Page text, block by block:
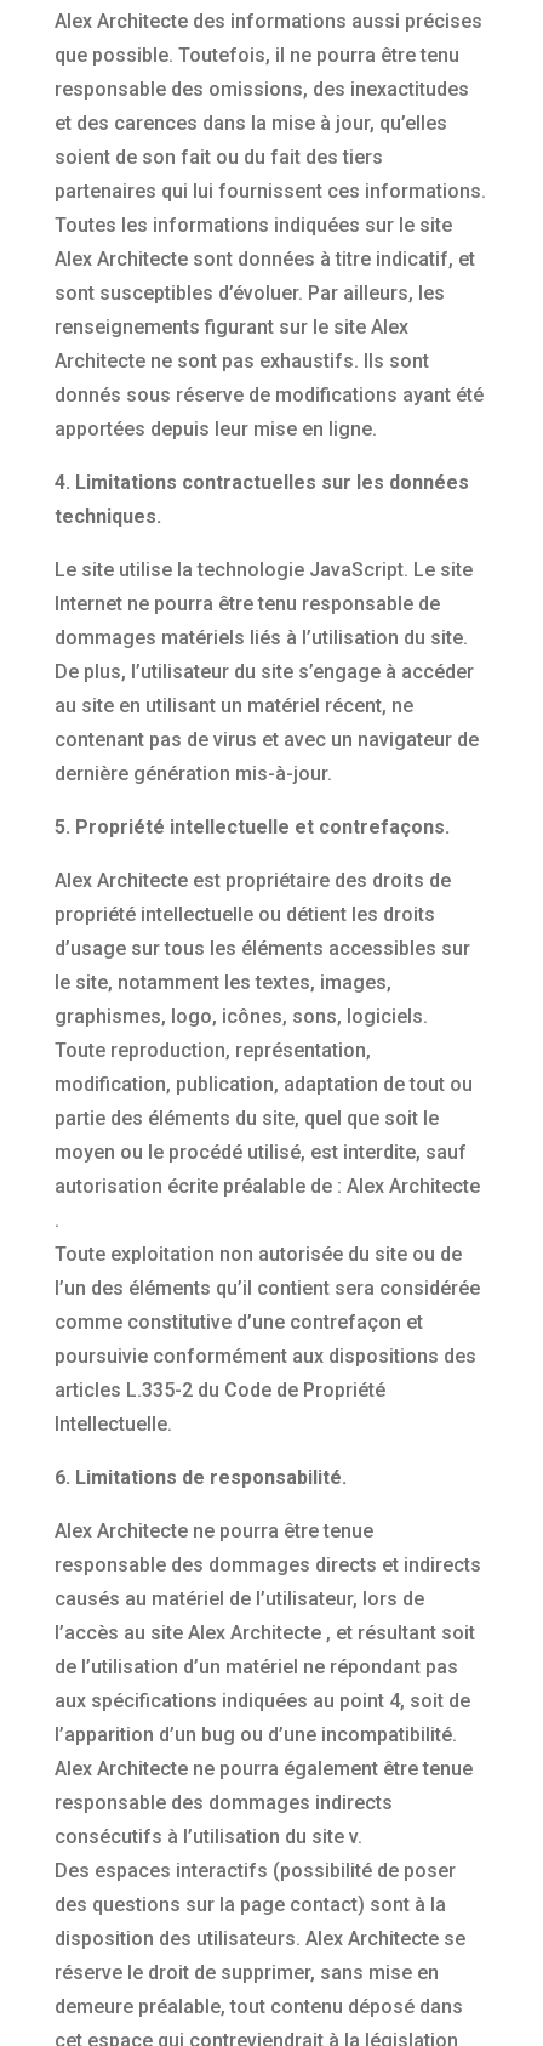
Alex Architecte des informations aussi précises
que possible. Toutefois, il ne pourra être tenu
responsable des omissions, des inexactitudes
et des carences dans la mise à jour, qu’elles
soient de son fait ou du fait des tiers
partenaires qui lui fournissent ces informations.
Toutes les informations indiquées sur le site
Alex Architecte sont données à titre indicatif, et
sont susceptibles d’évoluer. Par ailleurs, les
renseignements figurant sur le site Alex
Architecte ne sont pas exhaustifs. Ils sont
donnés sous réserve de modifications ayant été
apportées depuis leur mise en ligne.
4. Limitations contractuelles sur les données
techniques.
Le site utilise la technologie JavaScript. Le site
Internet ne pourra être tenu responsable de
dommages matériels liés à l’utilisation du site.
De plus, l’utilisateur du site s’engage à accéder
au site en utilisant un matériel récent, ne
contenant pas de virus et avec un navigateur de
dernière génération mis-à-jour.
5. Propriété intellectuelle et contrefaçons.
Alex Architecte est propriétaire des droits de
propriété intellectuelle ou détient les droits
d’usage sur tous les éléments accessibles sur
le site, notamment les textes, images,
graphismes, logo, icônes, sons, logiciels.
Toute reproduction, représentation,
modification, publication, adaptation de tout ou
partie des éléments du site, quel que soit le
moyen ou le procédé utilisé, est interdite, sauf
autorisation écrite préalable de : Alex Architecte
.
Toute exploitation non autorisée du site ou de
l’un des éléments qu’il contient sera considérée
comme constitutive d’une contrefaçon et
poursuivie conformément aux dispositions des
articles L.335-2 du Code de Propriété
Intellectuelle.
6. Limitations de responsabilité.
Alex Architecte ne pourra être tenue
responsable des dommages directs et indirects
causés au matériel de l’utilisateur, lors de
l’accès au site Alex Architecte , et résultant soit
de l’utilisation d’un matériel ne répondant pas
aux spécifications indiquées au point 4, soit de
l’apparition d’un bug ou d’une incompatibilité.
Alex Architecte ne pourra également être tenue
responsable des dommages indirects
consécutifs à l’utilisation du site v.
Des espaces interactifs (possibilité de poser
des questions sur la page contact) sont à la
disposition des utilisateurs. Alex Architecte se
réserve le droit de supprimer, sans mise en
demeure préalable, tout contenu déposé dans
cet espace qui contreviendrait à la législation